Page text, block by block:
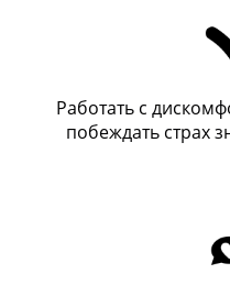
Работать с
побеждать страх